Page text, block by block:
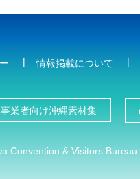
情報掲載について
業者向け沖縄素材集
Convention & Visitors Bureau.